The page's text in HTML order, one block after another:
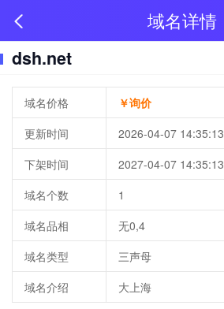
域名详情
dsh.net
域名价格
￥询价
更新时间
2026-04-07 14:35:13
下架时间
2027-04-07 14:35:13
域名个数
1
域名品相
无0,4
域名类型
三声母
域名介绍
大上海